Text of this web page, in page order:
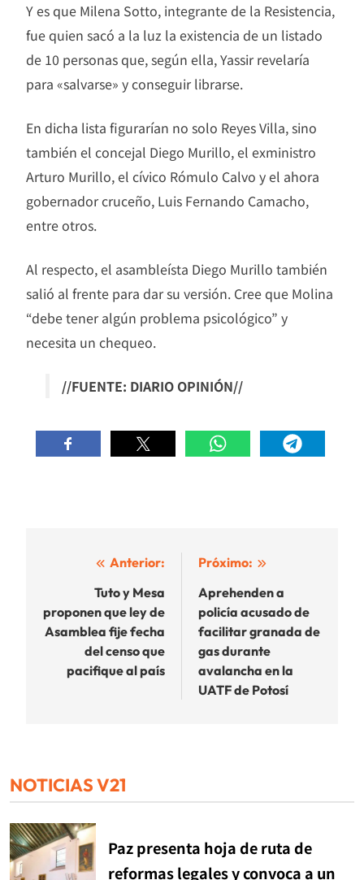
Y es que Milena Sotto, integrante de la Resistencia,
fue quien sacó a la luz la existencia de un listado
de 10 personas que, según ella, Yassir revelaría
para «salvarse» y conseguir librarse.
En dicha lista figurarían no solo Reyes Villa, sino
también el concejal Diego Murillo, el exministro
Arturo Murillo, el cívico Rómulo Calvo y el ahora
gobernador cruceño, Luis Fernando Camacho,
entre otros.
Al respecto, el asambleísta Diego Murillo también
salió al frente para dar su versión. Cree que Molina
“debe tener algún problema psicológico” y
necesita un chequeo.
//FUENTE: DIARIO OPINIÓN//
Navegación
entradas
Anterior:
Tuto y Mesa
proponen que ley de
Asamblea fije fecha
del censo que
pacifique al país
Próximo:
Aprehenden a
policía acusado de
facilitar granada de
gas durante
avalancha en la
UATF de Potosí
NOTICIAS V21
Paz presenta hoja de ruta de
reformas legales y convoca a un